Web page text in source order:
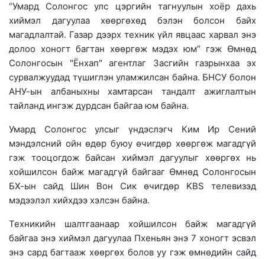
“Умард Солонгос улс цэргийн тагнуулын хоёр дахь
хиймэл дагуулаа хөөргөхөд бэлэн болсон байх
магадлалтай. Газар дээрх техник үйл явцаас харвал энэ
долоо хоногт багтан хөөргөж мэдэх юм” гэж Өмнөд
Солонгосын "Ёнхап" агентлаг Засгийн газрынхаа эх
сурвалжуудад түшиглэн уламжилсан байна. БНСУ болон
АНУ-ын албаныхны хамтарсан тандалт ажиглалтын
тайланд ингэж дурдсан байгаа юм байна.
Умард Солонгос улсыг үндэслэгч Ким Ир Сений
мэндэлсний ойн өдөр буюу өчигдөр хөөргөж магадгүй
гэж тооцогдож байсан хиймэл дагуулыг хөөргөх нь
хойшилсон байж магадгүй байгааг Өмнөд Солонгосын
БХ-ын сайд Шин Вон Сик өчигдөр KBS телевизэд
мэдээлэл хийхдээ хэлсэн байна.
Техникийн шалтгаанаар хойшилсон байж магадгүй
байгаа энэ хиймэл дагуулаа Пхеньян энэ 7 хоногт эсвэл
энэ сард багтааж хөөргөх болов уу гэж өмнөдийн сайд